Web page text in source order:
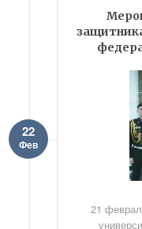
22
Фев
21